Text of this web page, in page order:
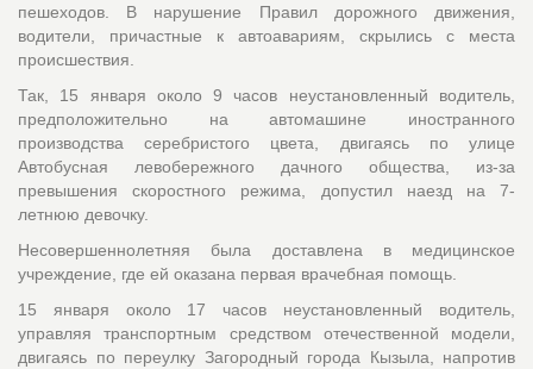
пешеходов. В нарушение Правил дорожного движения,
водители, причастные к автоавариям, скрылись с места
происшествия.
Так, 15 января около 9 часов неустановленный водитель,
предположительно на автомашине иностранного
производства серебристого цвета, двигаясь по улице
Автобусная левобережного дачного общества, из-за
превышения скоростного режима, допустил наезд на 7-
летнюю девочку.
Несовершеннолетняя была доставлена в медицинское
учреждение, где ей оказана первая врачебная помощь.
15 января около 17 часов неустановленный водитель,
управляя транспортным средством отечественной модели,
двигаясь по переулку Загородный города Кызыла, напротив